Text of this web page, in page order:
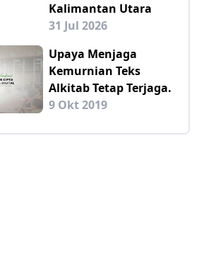
Kalimantan Utara
31 Jul 2026
Upaya Menjaga
Kemurnian Teks
Alkitab Tetap Terjaga.
9 Okt 2019